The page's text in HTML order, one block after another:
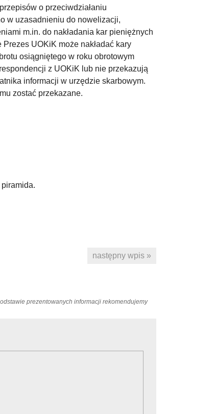
o przeciwdziałaniu
w uzasadnieniu do nowelizacji,
m.in. do nakładania kar pieniężnych
UOKiK może nakładać kary
osiągniętego w roku obrotowym
z UOKiK lub nie przekazują
informacji w urzędzie skarbowym.
zostać przekazane.
następny wpis »
prezentowanych informacji rekomendujemy